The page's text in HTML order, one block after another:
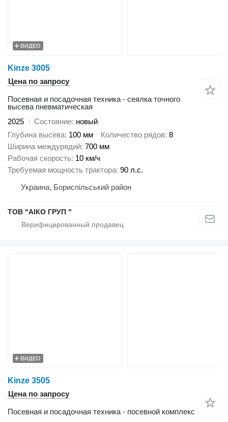
ВИДЕО
Kinze 3005
Цена по запросу
Посевная и посадочная техника - сеялка точного
высева пневматическая
2025
Состояние новый
Глубина высева 100 мм Количество рядов 8
Ширина междурядий 700 мм
Рабочая скорость 10 км/ч
Требуемая мощность трактора 90 л.с.
Украина, Бориспільський район
ТОВ "АІКО ГРУП "
ВИДЕО
Kinze 3505
Цена по запросу
Посевная и посадочная техника - посевной комплекс